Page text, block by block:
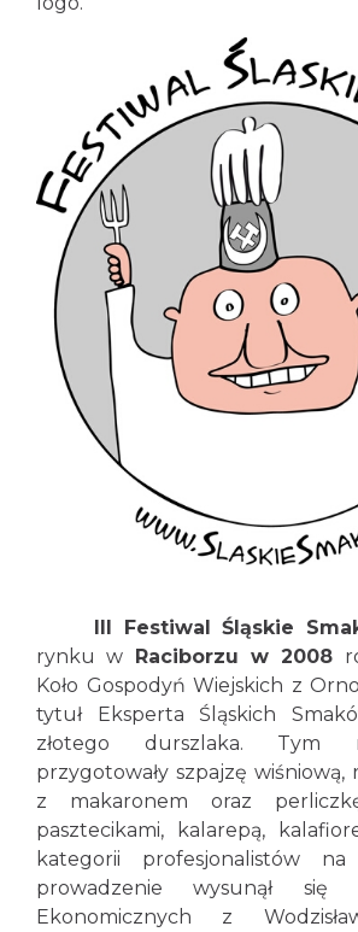
III Festiwal Śląskie
rynku w Raciborzu w 2008
Koło Gospodyń Wiejskich z
tytuł Eksperta Śląskich
złotego durszlaka. Tym
przygotowały szpajzę wiśniową,
z makaronem oraz
pasztecikami, kalarepą,
kategorii profesjonalistów na
prowadzenie wysunął się
Ekonomicznych z